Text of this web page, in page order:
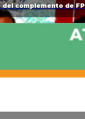
del complemento de